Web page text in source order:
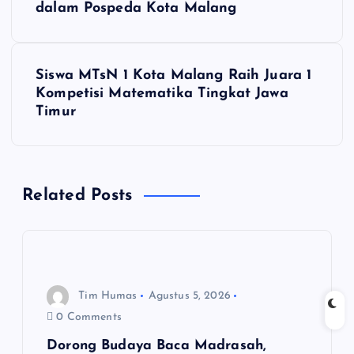
s
dalam Pospeda Kota Malang
Siswa MTsN 1 Kota Malang Raih Juara 1
Kompetisi Matematika Tingkat Jawa
Timur
Related Posts
Tim Humas
Agustus 5, 2026
0 Comments
Dorong Budaya Baca Madrasah,